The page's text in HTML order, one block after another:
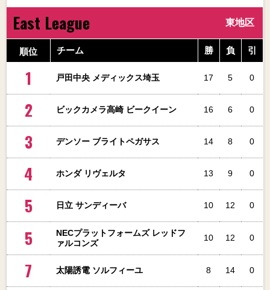
East League 東地区
順位 チーム 勝 負 引
1 戸田中央 メディックス埼玉 17 5 0
2 ビックカメラ高崎 ビークイーン 16 6 0
3 デンソー ブライトペガサス 14 8 0
4 ホンダ リヴェルタ 13 9 0
5 日立 サンディーバ 10 12 0
5
NECプラットフォームズ レッドフ
ァルコンズ
10 12 0
7 太陽誘電 ソルフィーユ 8 14 0